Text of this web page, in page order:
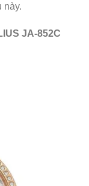
này.
JA-852C